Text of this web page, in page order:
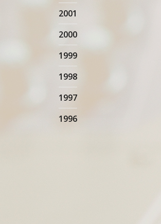
2001
2000
1999
1998
1997
1996